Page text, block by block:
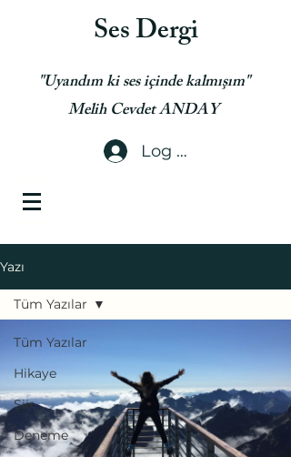
Ses Dergi
"Uyandım ki ses içinde kalmışım"
Melih Cevdet ANDAY
Log In
Yazı
Tüm Yazılar
Hikaye
Şiir
Deneme
Tüm Yazılar